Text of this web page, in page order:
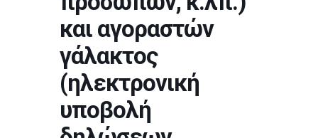
και αγοραστών
γάλακτος
(ηλεκτρονική
υποβολή